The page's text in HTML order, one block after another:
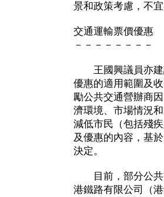
景和政策考慮，不
交通運輸票價優惠
－－－－－－－－
王國興議員亦建
優惠的適用範圍及
勵公共交通營辦商
濟環境、市場情況
減低市民（包括殘
及優惠的內容，基
決定。
目前，部分公共
港鐵路有限公司（